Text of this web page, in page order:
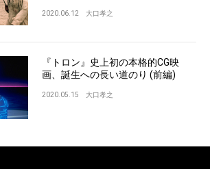
2020.06.12 大口孝之
『トロン』史上初の本格的CG映
画、誕生への長い道のり (前編)
2020.05.15 大口孝之